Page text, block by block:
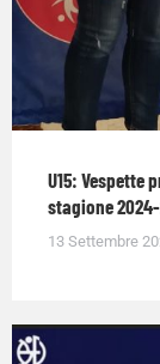
U15: Vespette
stagione
13 Settembre